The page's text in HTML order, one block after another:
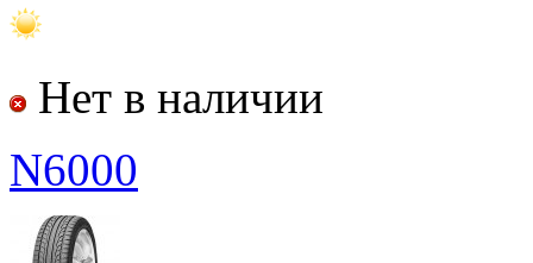
Нет в наличии
N6000